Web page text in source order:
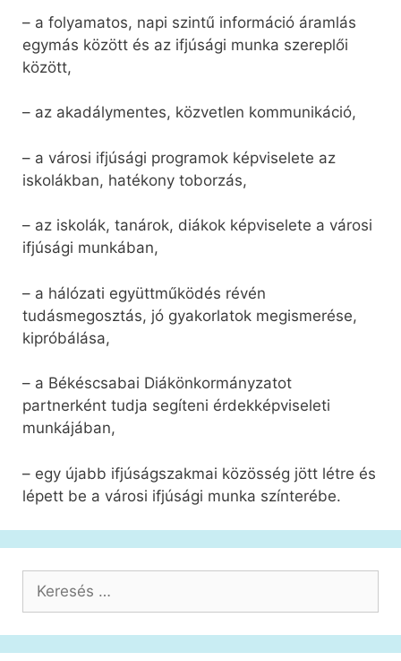
– a folyamatos, napi szintű információ áramlás
egymás között és az ifjúsági munka szereplői
között,
– az akadálymentes, közvetlen kommunikáció,
– a városi ifjúsági programok képviselete az
iskolákban, hatékony toborzás,
– az iskolák, tanárok, diákok képviselete a városi
ifjúsági munkában,
– a hálózati együttműködés révén
tudásmegosztás, jó gyakorlatok megismerése,
kipróbálása,
– a Békéscsabai Diákönkormányzatot
partnerként tudja segíteni érdekképviseleti
munkájában,
– egy újabb ifjúságszakmai közösség jött létre és
lépett be a városi ifjúsági munka színterébe.
Keresés: